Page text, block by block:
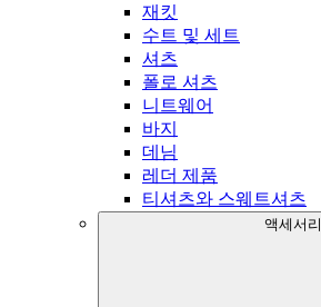
재킷
수트 및 세트
셔츠
폴로 셔츠
니트웨어
바지
데님
레더 제품
티셔츠와 스웨트셔츠
액세서리